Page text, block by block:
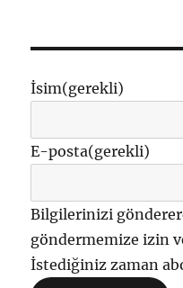
İsim(gerekli)
E-posta(gerekli)
Bilgilerinizi
göndermemize izin
İstediğiniz zaman